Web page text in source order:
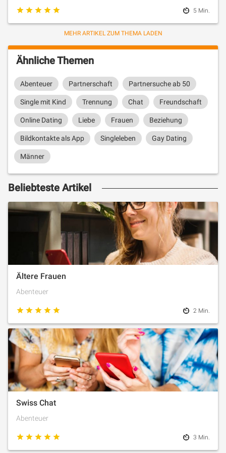
5 Min.
MEHR ARTIKEL ZUM THEMA LADEN
Ähnliche Themen
Abenteuer Partnerschaft Partnersuche ab 50
Single mit Kind Trennung Chat Freundschaft
Online Dating Liebe Frauen Beziehung
Bildkontakte als App Singleleben Gay Dating
Männer
Beliebteste Artikel
Ältere Frauen
Abenteuer
2 Min.
Swiss Chat
Abenteuer
3 Min.